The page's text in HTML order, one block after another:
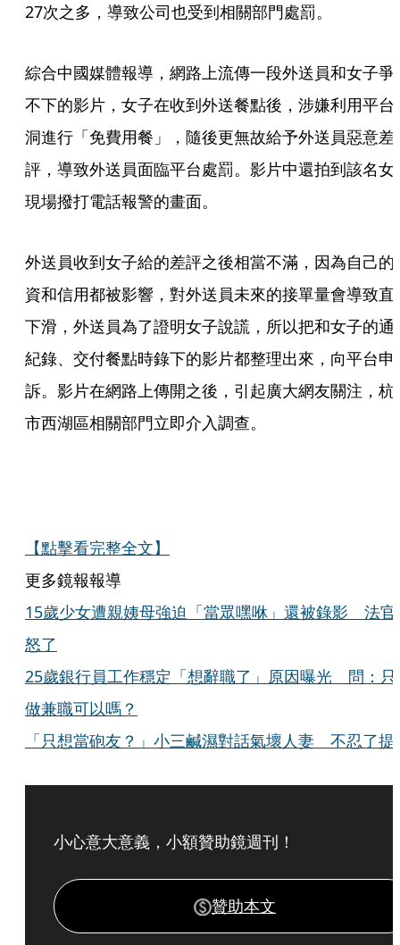
27次之多，導致公司也受到相關部門處罰。
綜合中國媒體報導，網路上流傳一段外送員和女子爭
不下的影片，女子在收到外送餐點後，涉嫌利用平台
洞進行「免費用餐」，隨後更無故給予外送員惡意差
評，導致外送員面臨平台處罰。影片中還拍到該名女
現場撥打電話報警的畫面。
外送員收到女子給的差評之後相當不滿，因為自己的
資和信用都被影響，對外送員未來的接單量會導致直
下滑，外送員為了證明女子說謊，所以把和女子的通
紀錄、交付餐點時錄下的影片都整理出來，向平台申
訴。影片在網路上傳開之後，引起廣大網友關注，杭
市西湖區相關部門立即介入調查。
【點擊看完整全文】
更多鏡報報導
15歲少女遭親姨母強迫「當眾嘿咻」還被錄影 法官
怒了
25歲銀行員工作穩定「想辭職了」原因曝光 問：只
做兼職可以嗎？
「只想當砲友？」小三鹹濕對話氣壞人妻 不忍了提
小心意大意義，小額贊助鏡週刊！
贊助本文